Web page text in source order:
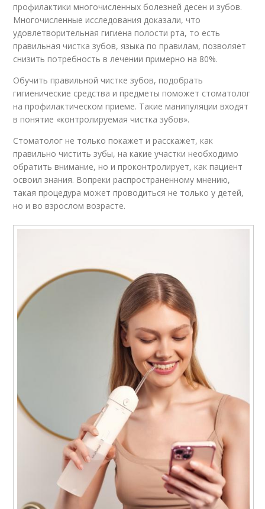
профилактики многочисленных болезней десен и зубов.
Многочисленные исследования доказали, что
удовлетворительная гигиена полости рта, то есть
правильная чистка зубов, языка по правилам, позволяет
снизить потребность в лечении примерно на 80%.
Обучить правильной чистке зубов, подобрать
гигиенические средства и предметы поможет стоматолог
на профилактическом приеме. Такие манипуляции входят
в понятие «контролируемая чистка зубов».
Стоматолог не только покажет и расскажет, как
правильно чистить зубы, на какие участки необходимо
обратить внимание, но и проконтролирует, как пациент
освоил знания. Вопреки распространенному мнению,
такая процедура может проводиться не только у детей,
но и во взрослом возрасте.